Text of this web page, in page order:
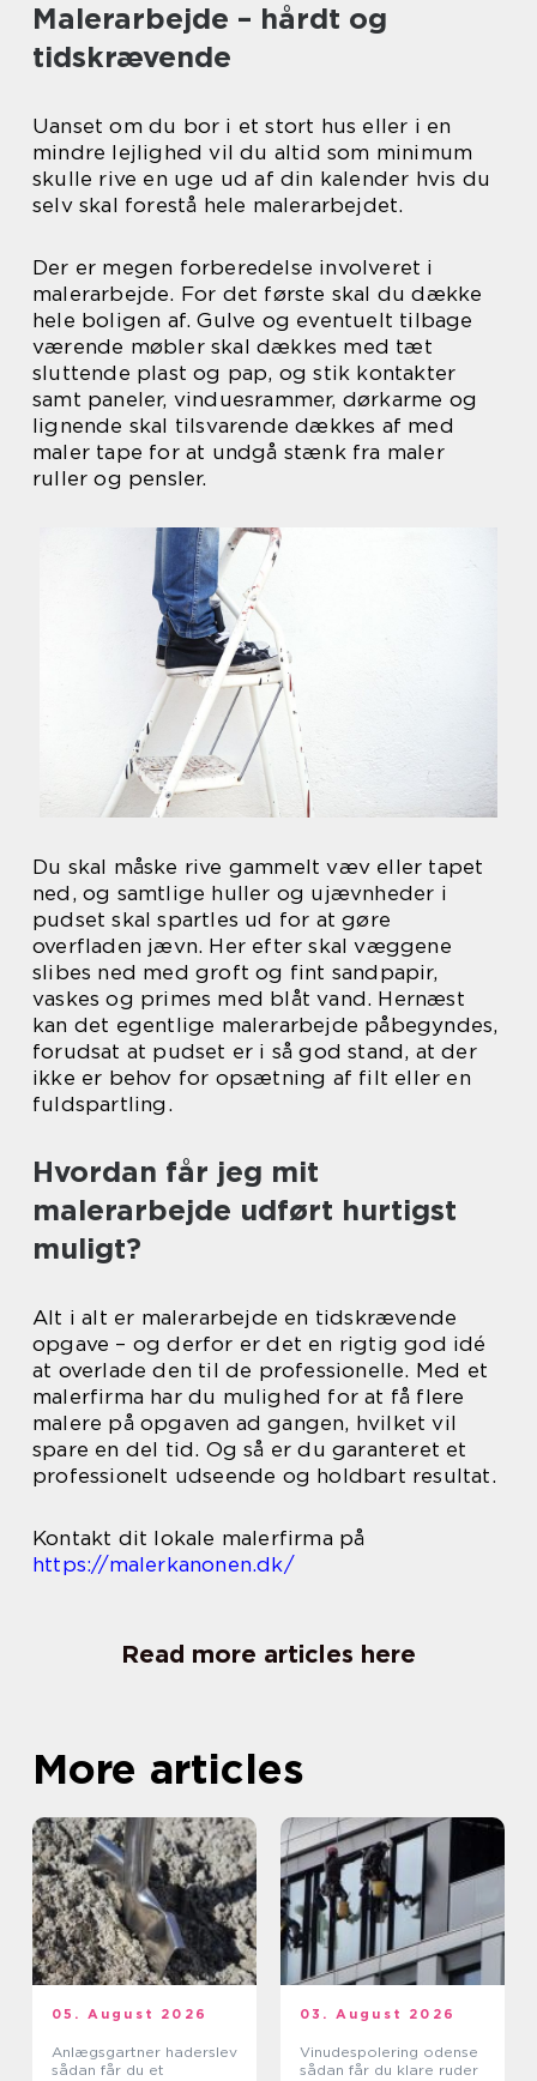
Malerarbejde – hårdt og
tidskrævende
Uanset om du bor i et stort hus eller i en
mindre lejlighed vil du altid som minimum
skulle rive en uge ud af din kalender hvis du
selv skal forestå hele malerarbejdet.
Der er megen forberedelse involveret i
malerarbejde. For det første skal du dække
hele boligen af. Gulve og eventuelt tilbage
værende møbler skal dækkes med tæt
sluttende plast og pap, og stik kontakter
samt paneler, vinduesrammer, dørkarme og
lignende skal tilsvarende dækkes af med
maler tape for at undgå stænk fra maler
ruller og pensler.
Du skal måske rive gammelt væv eller tapet
ned, og samtlige huller og ujævnheder i
pudset skal spartles ud for at gøre
overfladen jævn. Her efter skal væggene
slibes ned med groft og fint sandpapir,
vaskes og primes med blåt vand. Hernæst
kan det egentlige malerarbejde påbegyndes,
forudsat at pudset er i så god stand, at der
ikke er behov for opsætning af filt eller en
fuldspartling.
Hvordan får jeg mit
malerarbejde udført hurtigst
muligt?
Alt i alt er malerarbejde en tidskrævende
opgave – og derfor er det en rigtig god idé
at overlade den til de professionelle. Med et
malerfirma har du mulighed for at få flere
malere på opgaven ad gangen, hvilket vil
spare en del tid. Og så er du garanteret et
professionelt udseende og holdbart resultat.
Kontakt dit lokale malerfirma på
https://malerkanonen.dk/
Read more articles here
More articles
05. August 2026
Anlægsgartner haderslev
sådan får du et
03. August 2026
Vinudespolering odense
sådan får du klare ruder